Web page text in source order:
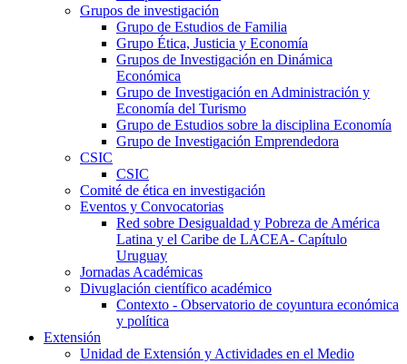
Grupos de investigación
Grupo de Estudios de Familia
Grupo Ética, Justicia y Economía
Grupos de Investigación en Dinámica
Económica
Grupo de Investigación en Administración y
Economía del Turismo
Grupo de Estudios sobre la disciplina Economía
Grupo de Investigación Emprendedora
CSIC
CSIC
Comité de ética en investigación
Eventos y Convocatorias
Red sobre Desigualdad y Pobreza de América
Latina y el Caribe de LACEA- Capítulo
Uruguay
Jornadas Académicas
Divuglación científico académico
Contexto - Observatorio de coyuntura económica
y política
Extensión
Unidad de Extensión y Actividades en el Medio